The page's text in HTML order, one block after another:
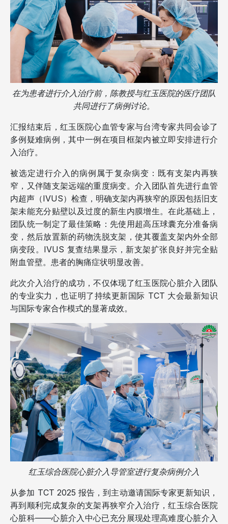
在为患者进行介入治疗前，陈教授与红玉医院的医疗团队
共同进行了病例讨论。
汇报结束后，红玉医院心血管专家与台湾专家共同会诊了
多例疑难病例，其中一例在项目框架内被立即安排进行介
入治疗。
被选定进行介入的病例属于复杂病变：既有支架内再狭
窄，又伴随支架远端的重度病变。介入团队首先进行血管
内超声（IVUS）检查，明确支架内再狭窄的原因包括旧支
架未能充分贴壁以及过度的新生内膜增生。在此基础上，
团队统一制定了最佳策略：先使用超高压球囊充分准备病
变，然后放置新的药物洗脱支架，使其覆盖支架内外全部
病变段。IVUS 复查结果显示，新支架扩张良好并完全贴
附血管壁。患者的胸痛症状明显改善。
此次介入治疗的成功，不仅体现了红玉医院心脏介入团队
的专业实力，也证明了持续更新国际 TCT 大会最新知识
与国际专家合作模式的显著成效。
红玉综合医院心脏介入导管室进行复杂病例介入
从参加 TCT 2025 报告，到主动邀请国际专家更新知识，
再到顺利完成复杂的支架再狭窄介入治疗，红玉综合医院
心脏科——心脏介入中心已充分展现处理高难度心脏介入